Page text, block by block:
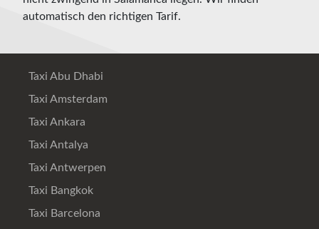
automatisch den richtigen Tarif.
Taxi Abu Dhabi
Taxi Amsterdam
Taxi Ankara
Taxi Antalya
Taxi Antwerpen
Taxi Bangkok
Taxi Barcelona